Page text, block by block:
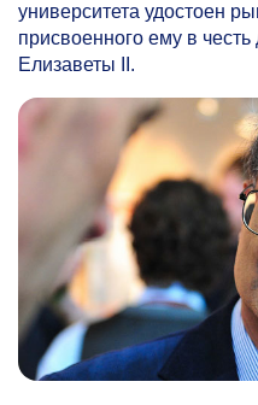
университета удостоен
присвоенного ему в
Елизаветы II.